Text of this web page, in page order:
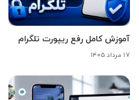
آموزش کامل رفع ریپورت تلگرام
۱۷ مرداد ۱۴۰۵